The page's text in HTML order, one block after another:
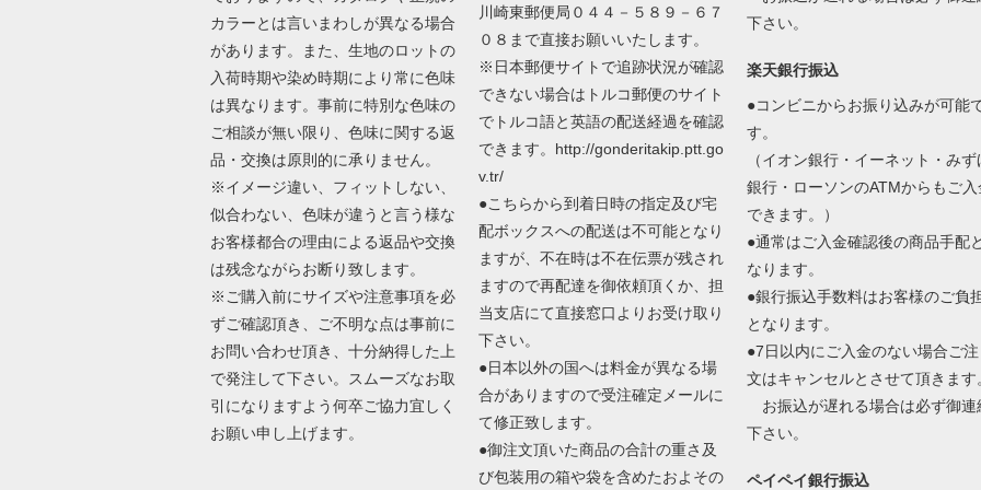
カラーとは言いまわしが異なる場合
があります。また、生地のロットの
入荷時期や染め時期により常に色味
は異なります。事前に特別な色味の
ご相談が無い限り、色味に関する返
品・交換は原則的に承りません。
※イメージ違い、フィットしない、
似合わない、色味が違うと言う様な
お客様都合の理由による返品や交換
は残念ながらお断り致します。
※ご購入前にサイズや注意事項を必
ずご確認頂き、ご不明な点は事前に
お問い合わせ頂き、十分納得した上
で発注して下さい。スムーズなお取
引になりますよう何卒ご協力宜しく
お願い申し上げます。
川崎東郵便局０４４－５８９－６７
０８まで直接お願いいたします。
※日本郵便サイトで追跡状況が確認
できない場合はトルコ郵便のサイト
でトルコ語と英語の配送経過を確認
できます。http://gonderitakip.ptt.go
v.tr/
●こちらから到着日時の指定及び宅
配ボックスへの配送は不可能となり
ますが、不在時は不在伝票が残され
ますので再配達を御依頼頂くか、担
当支店にて直接窓口よりお受け取り
下さい。
●日本以外の国へは料金が異なる場
合がありますので受注確定メールに
て修正致します。
●御注文頂いた商品の合計の重さ及
び包装用の箱や袋を含めたおよその
下さい。
楽天銀行振込
●コンビニからお振り込みが可能
す。
（イオン銀行・イーネット・みず
銀行・ローソンのATMからもご入
できます。）
●通常はご入金確認後の商品手配と
なります。
●銀行振込手数料はお客様のご負
となります。
●7日以内にご入金のない場合ご注
文はキャンセルとさせて頂きます
お振込が遅れる場合は必ず御連
下さい。
ペイペイ銀行振込